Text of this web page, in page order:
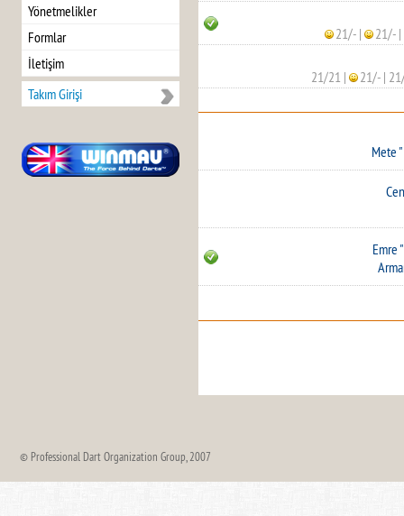
Yönetmelikler
Formlar
İletişim
Takım Girişi
21/- | 21/- |
21/21 | 21/- |
Mete
Emre
© Professional Dart Organization Group, 2007